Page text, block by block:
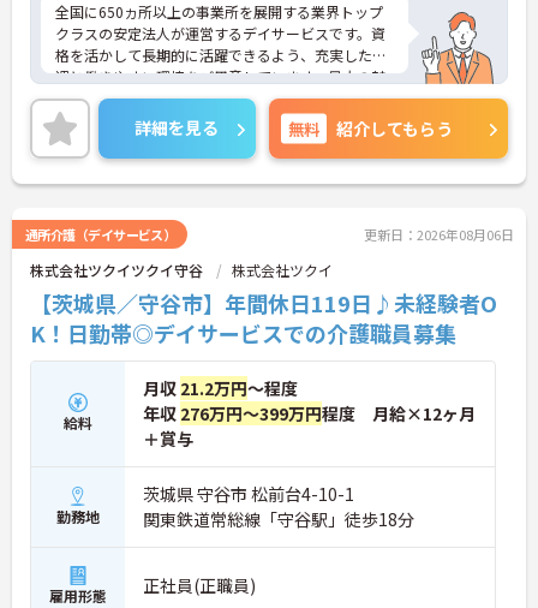
全国に650ヵ所以上の事業所を展開する業界トップ
クラスの安定法人が運営するデイサービスです。資
格を活かして長期的に活躍できるよう、充実した待
遇と働きやすい環境をご用意しています。最大の魅
力は夜勤なしの日勤のみで年間休日は119日しっか
り確保できる点にあります。毎月付与されるリフレ
ッシュ休暇を利用して連休の取得も可能です。ま
た、子育てサポート企業として「くるみん認定」を
取得しており、こども休暇や充実した扶養手当など
入社後1年間は専用のチューターがつき手厚くフォ
ローするため、新しい環境への不安を軽減できま
す。最大105万円の賞与支給の実績や、宿泊費補助
等の独自の福利厚生制度も備わっており、有資格者
の方がご自身の個性を大切にしながらやりがいを持
って働き続けられるおすすめの職場です。
★おすすめPOINT★
【夜勤なし×年間休日119日！オンオフのメリハリ
をつけて働ける環境です】
・身体への負担が少ない夜勤なしの勤務で年間休日
119日がしっかりと確保されています
・毎月1日付与されるリフレッシュ休暇と有給を組
み合わせて連休を取得しプライベートを満喫できま
す
・子育てサポート企業として「くるみん認定」を取
得しており未就学児向けのこども休暇など支援体制
が万全です
詳細を見る 無料 紹介してもらう
通所介護（デイサービス） 更新日：2026年08月06日
株式会社ツクイツクイ守谷 株式会社ツクイ
【茨城県／守谷市】年間休日119日♪未経験者O
K！日勤帯◎デイサービスでの介護職員募集
給料
月収 21.2万円～程度
年収 276万円～399万円程度 月給×12ヶ月
＋賞与
勤務地
茨城県 守谷市 松前台4-10-1
関東鉄道常総線「守谷駅」徒歩18分
雇用形態 正社員(正職員)